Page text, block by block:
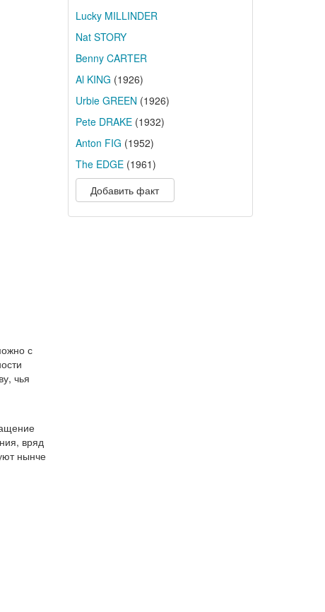
с
чья
вряд
нынче
Lucky MILLINDER
Nat STORY
Benny CARTER
Al KING (1926)
Urbie GREEN (1926)
Pete DRAKE(1932)
Anton FIG (1952)
The EDGE(1961)
Добавить факт